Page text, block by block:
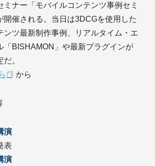
ミナー「モバイルコンテンツ事例セミ
開催される。当日は3DCGを使用した
ンツ最新制作事例、リアルタイム・エ
「BISHAMON」や最新プラグインが
。
から
演
表
演